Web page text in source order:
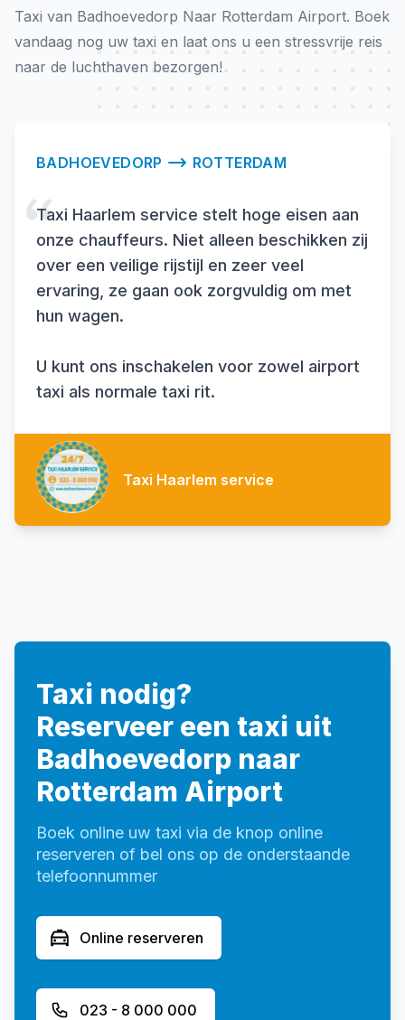
Taxi van Badhoevedorp Naar Rotterdam Airport. Boek
vandaag nog uw taxi en laat ons u een stressvrije reis
naar de luchthaven bezorgen!
BADHOEVEDORP ROTTERDAM
Taxi Haarlem service stelt hoge eisen aan
onze chauffeurs. Niet alleen beschikken zij
over een veilige rijstijl en zeer veel
ervaring, ze gaan ook zorgvuldig om met
hun wagen.
U kunt ons inschakelen voor zowel airport
taxi als normale taxi rit.
Taxi Haarlem service
Taxi nodig?
Reserveer een taxi uit
Badhoevedorp naar
Rotterdam Airport
Boek online uw taxi via de knop online
reserveren of bel ons op de onderstaande
telefoonnummer
Online reserveren
023 - 8 000 000